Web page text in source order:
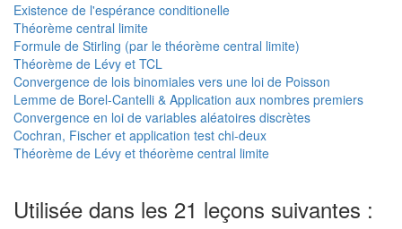
Existence de l'espérance conditionelle
Théorème central limite
Formule de Stirling (par le théorème central limite)
Théorème de Lévy et TCL
Convergence de lois binomiales vers une loi de Poisson
Lemme de Borel-Cantelli & Application aux nombres premiers
Convergence en loi de variables aléatoires discrètes
Cochran, Fischer et application test chi-deux
Théorème de Lévy et théorème central limite
Utilisée dans les 21 leçons suivantes :